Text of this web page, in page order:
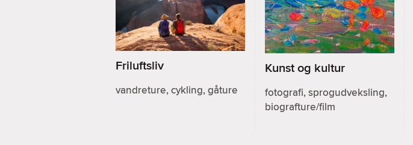
Friluftsliv
vandreture, cykling, gåture
Kunst og kultur
fotografi, sprogudveksling,
biografture/film